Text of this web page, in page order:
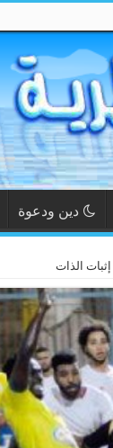
دين ودعوة
الذات